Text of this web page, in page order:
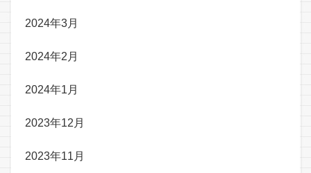
2024年3月
2024年2月
2024年1月
2023年12月
2023年11月